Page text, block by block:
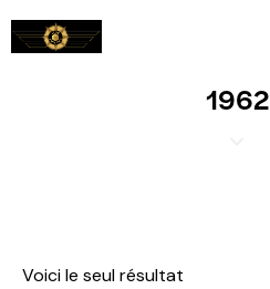
1962
Voici le seul résultat